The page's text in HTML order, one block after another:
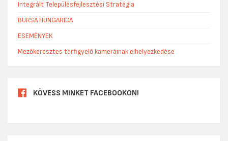
Integrált Településfejlesztési Stratégia
BURSA HUNGARICA
ESEMÉNYEK
Mezőkeresztes térfigyelő kameráinak elhelyezkedése
KÖVESS MINKET FACEBOOKON!